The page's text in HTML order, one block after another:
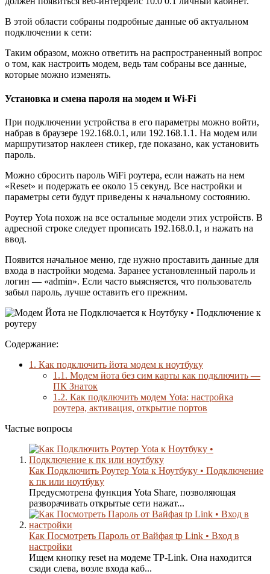
В этой области собраны подробные данные об актуальном
подключении к сети:
Таким образом, можно ответить на распространенный вопрос
о том, как настроить модем, ведь там собраны все данные,
которые можно изменять.
Установка и смена пароля на модем и Wi-Fi
При подключении устройства в его параметры можно войти,
набрав в браузере 192.168.0.1, или 192.168.1.1. На модем или
маршрутизатор наклеен стикер, где показано, как установить
пароль.
Можно сбросить пароль WiFi роутера, если нажать на нем
«Reset» и подержать ее около 15 секунд. Все настройки и
параметры сети будут приведены к начальному состоянию.
Роутер Yota похож на все остальные модели этих устройств. В
адресной строке следует прописать 192.168.0.1, и нажать на
ввод.
Появится начальное меню, где нужно проставить данные для
входа в настройки модема. Заранее установленный пароль и
логин — «admin». Если часто выясняется, что пользователь
забыл пароль, лучше оставить его прежним.
Содержание:
1. Как подключить йота модем к ноутбуку
1.1. Модем йота без сим карты как подключить —
ПК Знаток
1.2. Как подключить модем Yota: настройка
роутера, активация, открытие портов
Частые вопросы
Как Подключить Роутер Yota к Ноутбуку • Подключение
к пк или ноутбуку
Предусмотрена функция Yota Share, позволяющая
разворачивать открытые сети нажат...
Как Посмотреть Пароль от Вайфая tp Link • Вход в
настройки
Ищем кнопку reset на модеме TP-Link. Она находится
сзади слева, возле входа каб...